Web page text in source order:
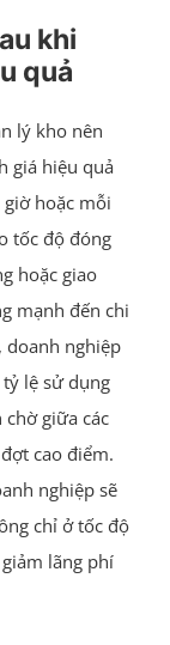
khi
quả
lý kho nên
giá hiệu quả
hoặc mỗi
tốc độ đóng
hoặc giao
mạnh đến chi
doanh nghiệp
lệ sử dụng
giữa các
cao điểm.
nghiệp sẽ
chỉ ở tốc độ
lãng phí